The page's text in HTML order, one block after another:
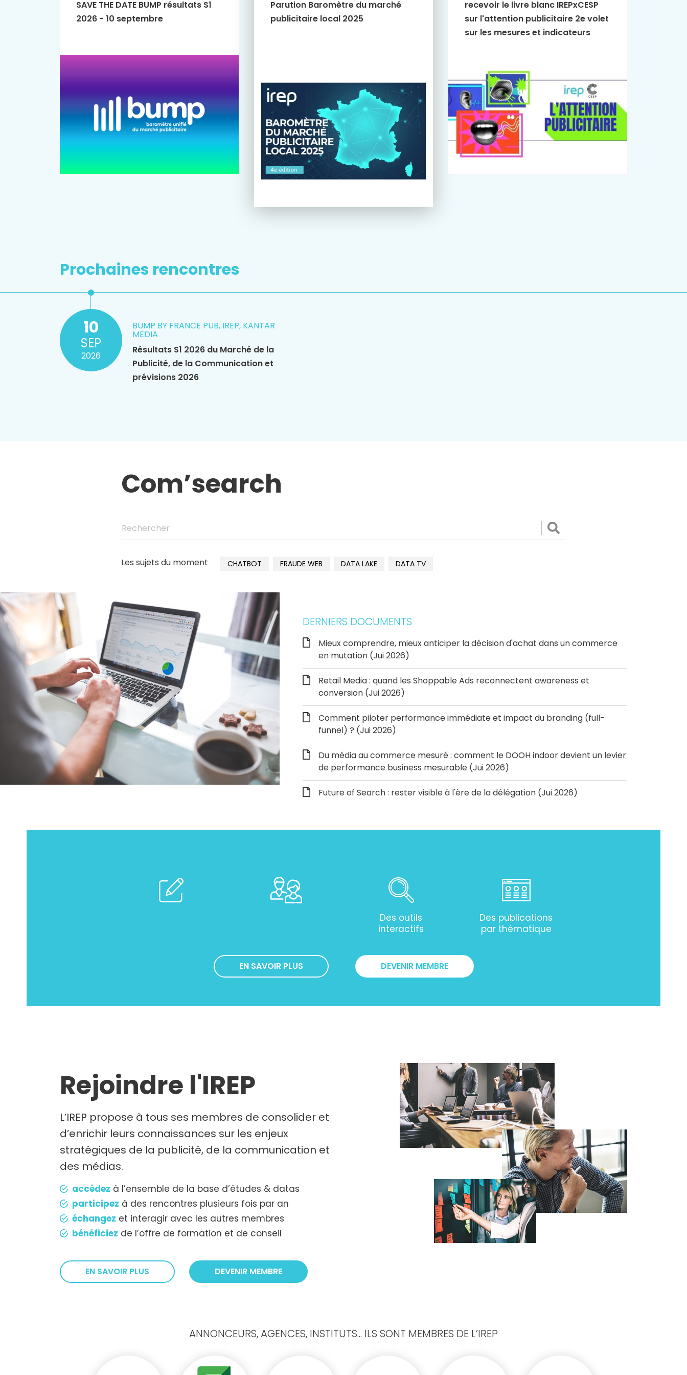
SAVE THE DATE BUMP résultats S1
2026 - 10 septembre
Parution Baromètre du marché
publicitaire local 2025
recevoir le livre blanc IREPxCESP
sur l'attention publicitaire 2e volet
sur les mesures et indicateurs
Prochaines rencontres
10
SEP
2026
BUMP BY FRANCE PUB, IREP, KANTAR
MEDIA
Résultats S1 2026 du Marché de la
Publicité, de la Communication et
prévisions 2026
Com’search
Rechercher
Les sujets du moment CHATBOT FRAUDE WEB DATA LAKE DATA TV
DERNIERS DOCUMENTS
Mieux comprendre, mieux anticiper la décision d'achat dans un commerce
en mutation (Jui 2026)
Retail Media : quand les Shoppable Ads reconnectent awareness et
conversion (Jui 2026)
Comment piloter performance immédiate et impact du branding (full-
funnel) ? (Jui 2026)
Du média au commerce mesuré : comment le DOOH indoor devient un levier
de performance business mesurable (Jui 2026)
Future of Search : rester visible à l'ère de la délégation (Jui 2026)
Des outils
interactifs
Des publications
par thématique
EN SAVOIR PLUS DEVENIR MEMBRE
Rejoindre l'IREP
L’IREP propose à tous ses membres de consolider et
d’enrichir leurs connaissances sur les enjeux
stratégiques de la publicité, de la communication et
des médias.
accédez à l’ensemble de la base d’études & datas
participez à des rencontres plusieurs fois par an
échangez et interagir avec les autres membres
bénéficiez de l’offre de formation et de conseil
EN SAVOIR PLUS DEVENIR MEMBRE
ANNONCEURS, AGENCES, INSTITUTS... ILS SONT MEMBRES DE L’IREP